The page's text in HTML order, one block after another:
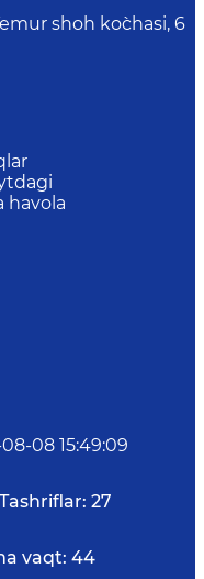
shoh ko`chasi, 6
havola
08 15:49:09
27
vaqt: 44